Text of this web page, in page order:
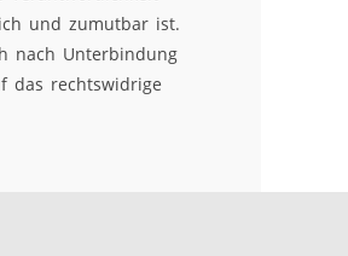
und zumutbar ist.
nach Unterbindung
das rechtswidrige